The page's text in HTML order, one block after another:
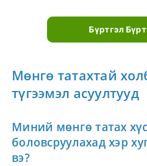
Бүртгэл
Мөнгө татахтай
түгээмэл асуултууд
Миний мөнгө татах
боловсруулахад хэр
вэ?